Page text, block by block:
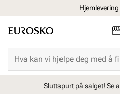
Sluttspurt på salget! Se